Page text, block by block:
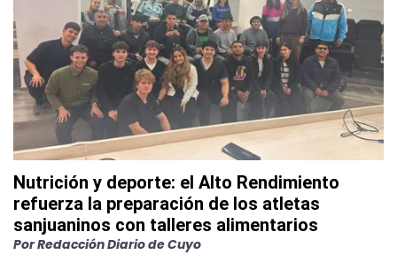
Nutrición y deporte: el Alto Rendimiento
refuerza la preparación de los atletas
sanjuaninos con talleres alimentarios
PorRedacción Diario de Cuyo